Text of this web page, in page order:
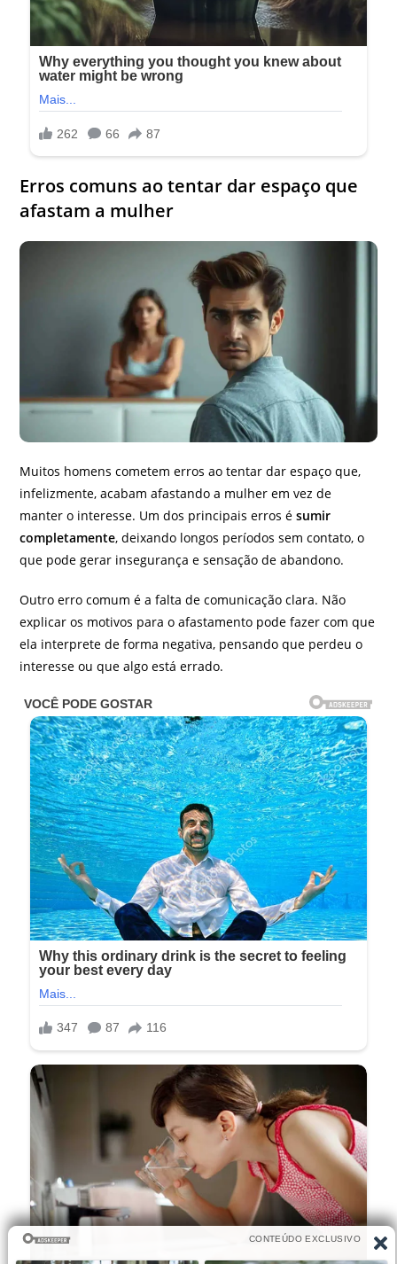
Erros comuns ao tentar dar espaço que
afastam a mulher
Muitos homens cometem erros ao tentar dar espaço que,
infelizmente, acabam afastando a mulher em vez de
manter o interesse. Um dos principais erros ésumir
completamente, deixando longos períodos sem contato, o
que pode gerar insegurança e sensação de abandono.
Outro erro comum é a falta de comunicação clara. Não
explicar os motivos para o afastamento pode fazer com que
ela interprete de forma negativa, pensando que perdeu o
interesse ou que algo está errado.